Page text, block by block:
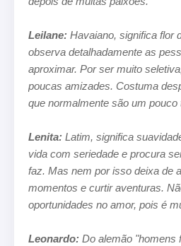
Leilane: Havaiano, significa flor
observa detalhadamente as
aproximar. Por ser muito
poucas amizades. Costuma
que normalmente são um pouco
Lenita: Latim, significa
vida com seriedade e procura
faz. Mas nem porisso deixa de
momentos e curtir aventuras.
oportunidades no amor, pois é
Leonardo: Do alemão "homens